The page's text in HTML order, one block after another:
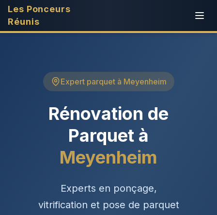
Les Ponceurs
Réunis
Expert parquet à Meyenheim
Rénovation de
Parquet à
Meyenheim
Experts en ponçage,
vitrification et pose de parquet